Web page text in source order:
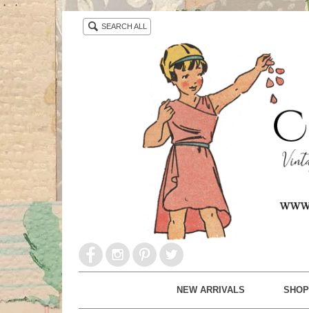
・ ・
SEARCH ALL
NEW ARRIVALS SHOP